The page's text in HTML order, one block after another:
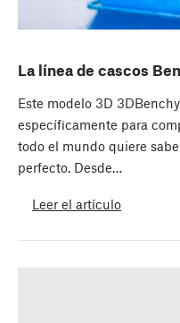
La línea de cascos
Este modelo 3D
específicamente para
todo el mundo quiere
perfecto. Desde…
Leer el artículo